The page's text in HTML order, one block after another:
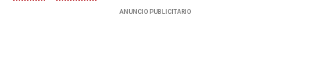
ANUNCIO PUBLICITARIO